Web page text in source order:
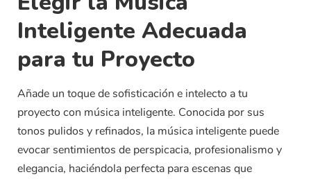
Inteligente Adecuada
para tu Proyecto
Añade un toque de sofisticación e intelecto a tu
proyecto con música inteligente. Conocida por sus
tonos pulidos y refinados, la música inteligente puede
evocar sentimientos de perspicacia, profesionalismo y
elegancia, haciéndola perfecta para escenas que